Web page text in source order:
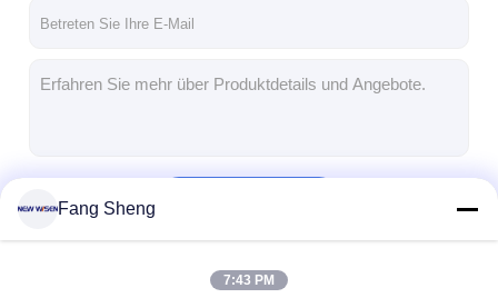
Fang Sheng
7:43 PM